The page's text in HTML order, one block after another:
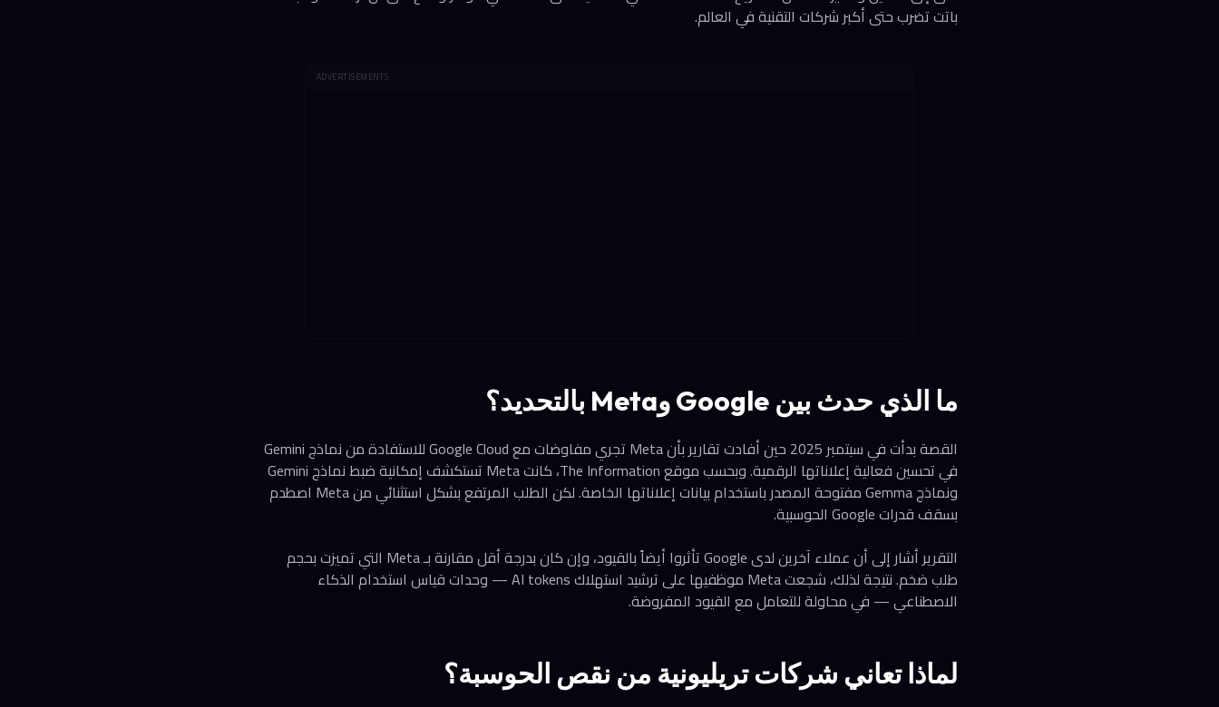
باتت تضرب حتى أكبر شركات التقنية في العالم.
ADVERTISEMENTS
ما الذي حدث بين Google وMeta بالتحديد؟
القصة بدأت في سبتمبر 2025 حين أفادت تقارير بأن Meta تجري مفاوضات مع Google Cloud للاستفادة من نماذج Gemini
في تحسين فعالية إعلاناتها الرقمية. وبحسب موقع The Information، كانت Meta تستكشف إمكانية ضبط نماذج Gemini
ونماذج Gemma مفتوحة المصدر باستخدام بيانات إعلاناتها الخاصة. لكن الطلب المرتفع بشكل استثنائي من Meta اصطدم
بسقف قدرات Google الحوسبية.
التقرير أشار إلى أن عملاء آخرين لدى Google تأثروا أيضاً بالقيود، وإن كان بدرجة أقل مقارنة بـ Meta التي تميزت بحجم
طلب ضخم. نتيجة لذلك، شجعت Meta موظفيها على ترشيد استهلاك AI tokens — وحدات قياس استخدام الذكاء
الاصطناعي — في محاولة للتعامل مع القيود المفروضة.
لماذا تعاني شركات تريليونية من نقص الحوسبة؟